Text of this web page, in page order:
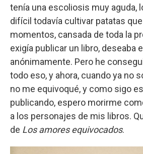
tenía una escoliosis muy aguda,
difícil todavía cultivar patatas
momentos, cansada de toda la
exigía publicar un libro, deseaba
anónimamente. Pero he
todo eso, y ahora, cuando ya no
no me equivoqué, y como sigo
publicando, espero morirme
a los personajes de mis libros.
de Los amores equivocados.